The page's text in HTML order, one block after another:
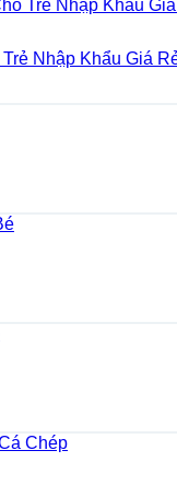
Nhập Khẩu Giá